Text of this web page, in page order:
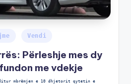
Vendi
Përleshje mes dy
me vdekje
mbrëmjen e 10 dhjetorit qytetin e